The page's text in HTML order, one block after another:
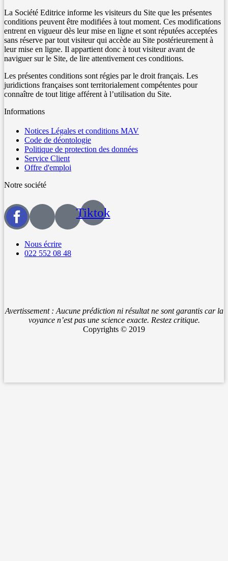
La Société Editrice informe les visiteurs du Site que les présentes
conditions peuvent être modifiées à tout moment. Ces modifications
entrent en vigueur dès leur mise en ligne et sont réputées acceptées
sans réserve par tout visiteur qui accède au Site postérieurement à
leur mise en ligne. Il appartient donc à tout visiteur avant de
naviguer sur le Site, de lire attentivement ces conditions.
Les présentes conditions sont régies par le droit français. Les
juridictions françaises sont territorialement compétentes pour
connaître de tout litige afférent à l’utilisation du Site.
Informations
Notices Légales et conditions MAV
Code de déontologie
Politique de protection des données
Service Client
Offre d'emploi
Notre société
Tiktok
Nous écrire
022 552 08 48
Avertissement : Aucune prédiction ni résultat ne sont garantis car la
voyance n’est pas une science exacte. Restez critique.
Copyrights © 2019